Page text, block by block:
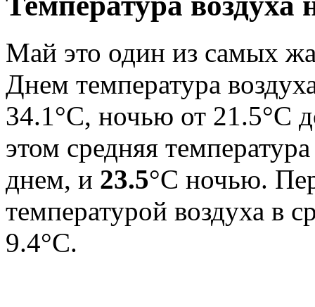
Май это один из самых
Днем температура
34.1°C, ночью от 21.5°C
этом средняя
днем, и 23.5°C ночью.
температурой воздуха в
9.4°С.